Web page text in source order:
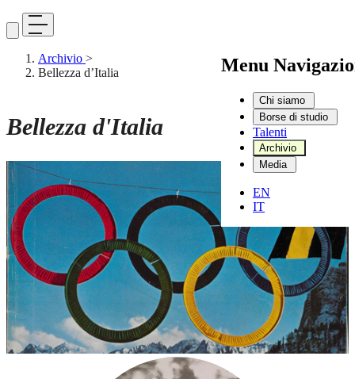
Menu
Chi siamo
Borse di studio
Talenti
Archivio
Media
EN
IT
Archivio >
Bellezza d’Italia
Bellezza d'Italia